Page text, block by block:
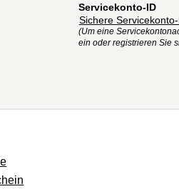
Servicekonto-ID
Sichere
(Um eine
ein oder registrieren Sie